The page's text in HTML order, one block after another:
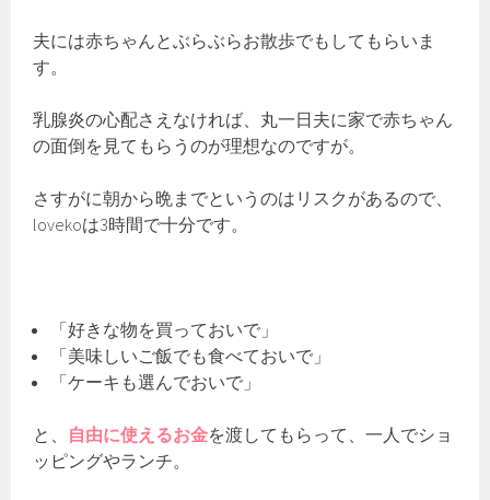
夫には赤ちゃんとぶらぶらお散歩でもしてもらいま
す。
乳腺炎の心配さえなければ、丸一日夫に家で赤ちゃん
の面倒を見てもらうのが理想なのですが。
さすがに朝から晩までというのはリスクがあるので、
lovekoは3時間で十分です。
「好きな物を買っておいで」
「美味しいご飯でも食べておいで」
「ケーキも選んでおいで」
と、 自由に使えるお金を渡してもらって、一人でショ
ッピングやランチ。